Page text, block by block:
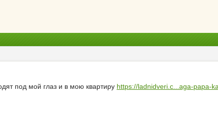
под мой глаз и в мою квартиру https://ladnidveri.c...aga-papa-